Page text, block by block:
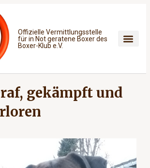
Offizielle Vermittlungsstelle
für in Not geratene Boxer des
Boxer-Klub e.V.
gekämpft und